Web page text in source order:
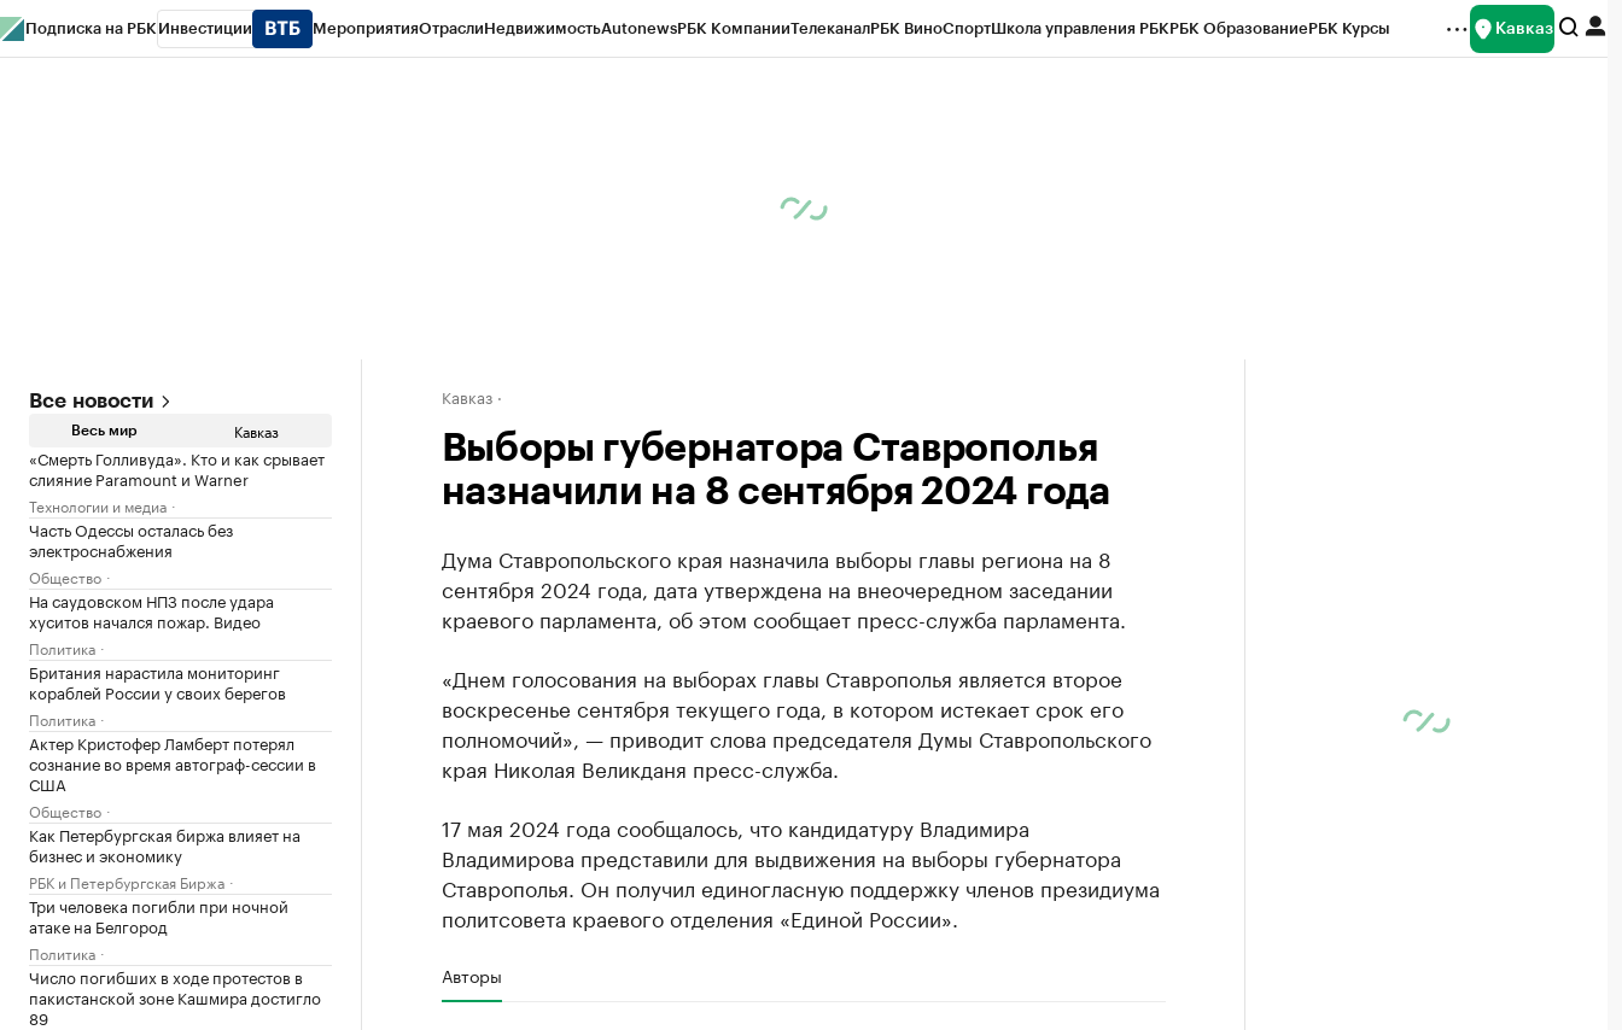
Подписка на РБК Инвестиции МероприятияОтраслиНедвижимостьAutonewsРБК КомпанииТелеканалРБК ВиноСпортШкола управления РБКРБК ОбразованиеРБК Курсы Кавказ
Все новости
Весь мир Кавказ
«Смерть Голливуда». Кто и как срывает
слияние Paramount и Warner
Технологии и медиа
Часть Одессы осталась без
электроснабжения
Общество
На саудовском НПЗ после удара
хуситов начался пожар. Видео
Политика
Британия нарастила мониторинг
кораблей России у своих берегов
Политика
Актер Кристофер Ламберт потерял
сознание во время автограф-сессии в
США
Общество
Как Петербургская биржа влияет на
бизнес и экономику
РБК и Петербургская Биржа
Три человека погибли при ночной
атаке на Белгород
Политика
Число погибших в ходе протестов в
пакистанской зоне Кашмира достигло
89
Кавказ
Выборы губернатора Ставрополья
назначили на 8 сентября 2024 года
Дума Ставропольского края назначила выборы главы региона на 8
сентября 2024 года, дата утверждена на внеочередном заседании
краевого парламента, об этом сообщает пресс-служба парламента.
«Днем голосования на выборах главы Ставрополья является второе
воскресенье сентября текущего года, в котором истекает срок его
полномочий», — приводит слова председателя Думы Ставропольского
края Николая Великданя пресс-служба.
17 мая 2024 года сообщалось, что кандидатуру Владимира
Владимирова представили для выдвижения на выборы губернатора
Ставрополья. Он получил единогласную поддержку членов президиума
политсовета краевого отделения «Единой России».
Авторы